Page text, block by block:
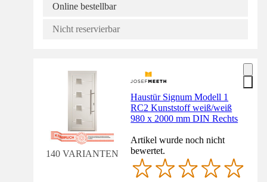
Online bestellbar
Nicht reservierbar
140 VARIANTEN
Haustür Signum Modell 1
RC2 Kunststoff weiß/weiß
980 x 2000 mm DIN Rechts
Artikel wurde noch nicht
bewertet.